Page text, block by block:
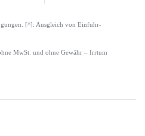
[^]: Ausgleich von Einfuhr-
MwSt. und ohne Gewähr – Irrtum